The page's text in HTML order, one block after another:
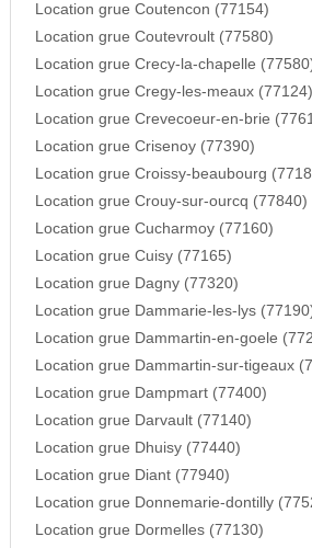
Location grue Coutencon (77154)
Location grue Coutevroult (77580)
Location grue Crecy-la-chapelle
Location grue Cregy-les-meaux (77124)
Location grue Crevecoeur-en-brie
Location grue Crisenoy (77390)
Location grue Croissy-beaubourg
Location grue Crouy-sur-ourcq (77840)
Location grue Cucharmoy (77160)
Location grue Cuisy (77165)
Location grue Dagny (77320)
Location grue Dammarie-les-lys
Location grue Dammartin-en-goele
Location grue Dammartin-sur-tigeaux
Location grue Dampmart (77400)
Location grue Darvault (77140)
Location grue Dhuisy (77440)
Location grue Diant (77940)
Location grue Donnemarie-dontilly
Location grue Dormelles (77130)